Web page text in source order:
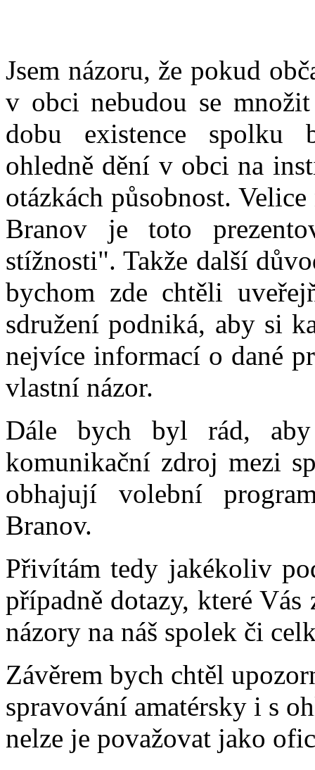
Jsem názoru, že pokud
v obci nebudou se
dobu existence spolku
ohledně dění v obci na
otázkách působnost.
Branov je toto
stížnosti". Takže další
bychom zde chtěli
sdružení podniká, aby si
nejvíce informací o dané
vlastní názor.
Dále bych byl rád, aby
komunikační zdroj mezi
obhajují volební
Branov.
Přivítám tedy jakékoliv
případně dotazy, které
názory na náš spolek či
Závěrem bych chtěl
spravování amatérsky i s
nelze je považovat jako